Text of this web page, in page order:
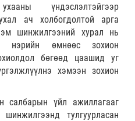
үндэслэлтэйгээр
ач холбогдолтой арга
шинжилгээний хурал нь
нэрийн өмнөөс зохион
бөгөөд цаашид уг
хэмээн зохион
салбарын үйл ажиллагааг
тулгуурласан